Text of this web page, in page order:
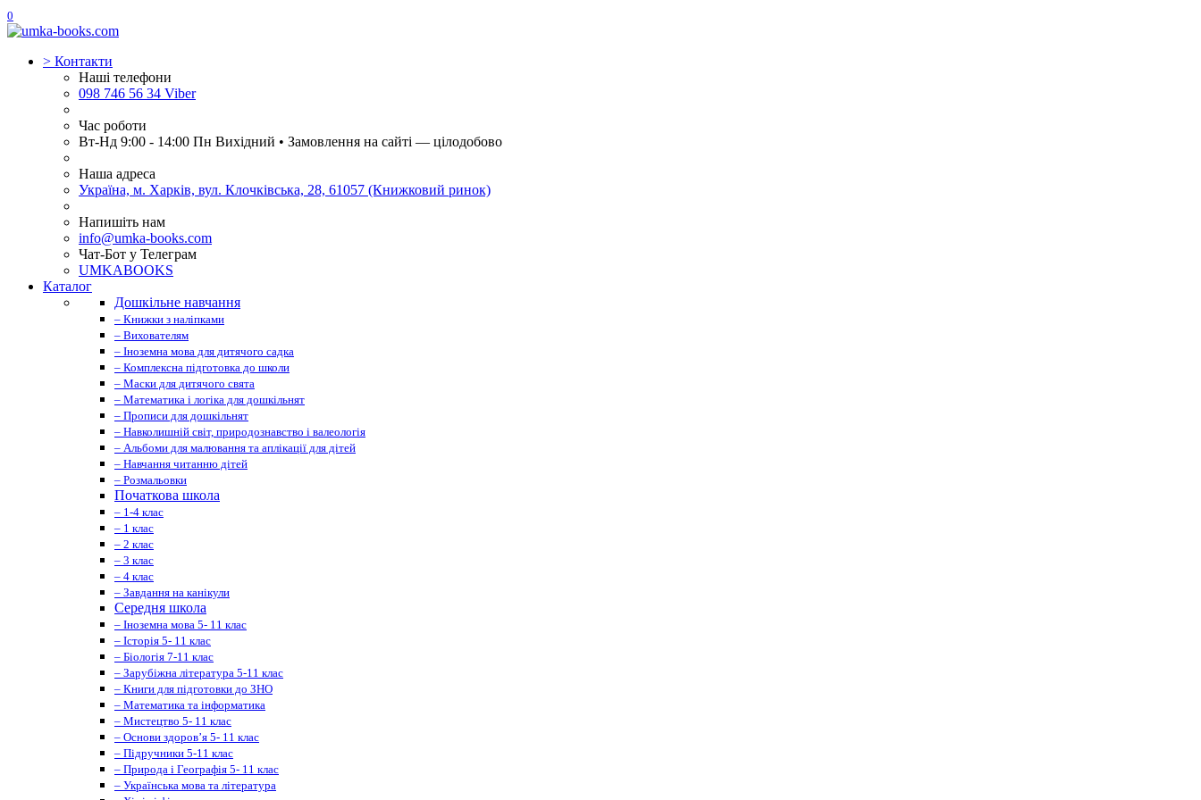
0
> Контакти
Наші телефони
098 746 56 34 Viber
Час роботи
Вт-Нд 9:00 - 14:00 Пн Вихідний • Замовлення на сайті — цілодобово
Наша адреса
Україна, м. Харків, вул. Клочківська, 28, 61057 (Книжковий ринок)
Напишіть нам
info@umka-books.com
Чат-Бот у Телеграм
UMKABOOKS
Каталог
Дошкільне навчання
– Книжки з наліпками
– Вихователям
– Іноземна мова для дитячого садка
– Комплексна підготовка до школи
– Маски для дитячого свята
– Математика і логіка для дошкільнят
– Прописи для дошкільнят
– Навколишній світ, природознавство і валеологія
– Альбоми для малювання та аплікації для дітей
– Навчання читанню дітей
– Розмальовки
Початкова школа
– 1-4 клас
– 1 клас
– 2 клас
– 3 клас
– 4 клас
– Завдання на канікули
Середня школа
– Іноземна мова 5- 11 клас
– Історія 5- 11 клас
– Біологія 7-11 клас
– Зарубіжна література 5-11 клас
– Книги для підготовки до ЗНО
– Математика та інформатика
– Мистецтво 5- 11 клас
– Основи здоров’я 5- 11 клас
– Підручники 5-11 клас
– Природа і Географія 5- 11 клас
– Українська мова та література